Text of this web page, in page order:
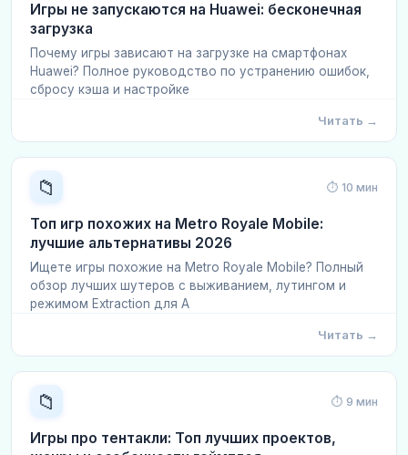
Игры не запускаются на Huawei: бесконечная
загрузка
Почему игры зависают на загрузке на смартфонах
Huawei? Полное руководство по устранению ошибок,
сбросу кэша и настройке
Читать →
📁 ⏱ 10 мин
Топ игр похожих на Metro Royale Mobile:
лучшие альтернативы 2026
Ищете игры похожие на Metro Royale Mobile? Полный
обзор лучших шутеров с выживанием, лутингом и
режимом Extraction для A
Читать →
📁 ⏱ 9 мин
Игры про тентакли: Топ лучших проектов,